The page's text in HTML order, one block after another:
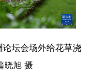
坛会场外给花草浇
晓旭 摄